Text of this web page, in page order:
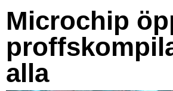
Microchip
alla